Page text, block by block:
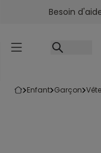
Accéder auBesoin
enfant garçon